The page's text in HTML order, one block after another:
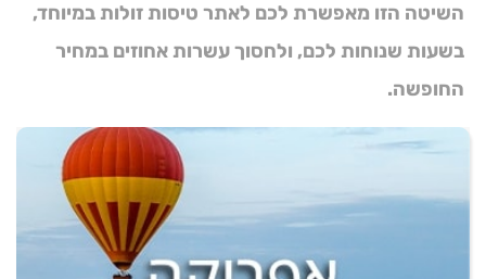
השיטה הזו מאפשרת לכם לאתר טיסות זולות במיוחד,
בשעות שנוחות לכם, ולחסוך עשרות אחוזים במחיר
החופשה.